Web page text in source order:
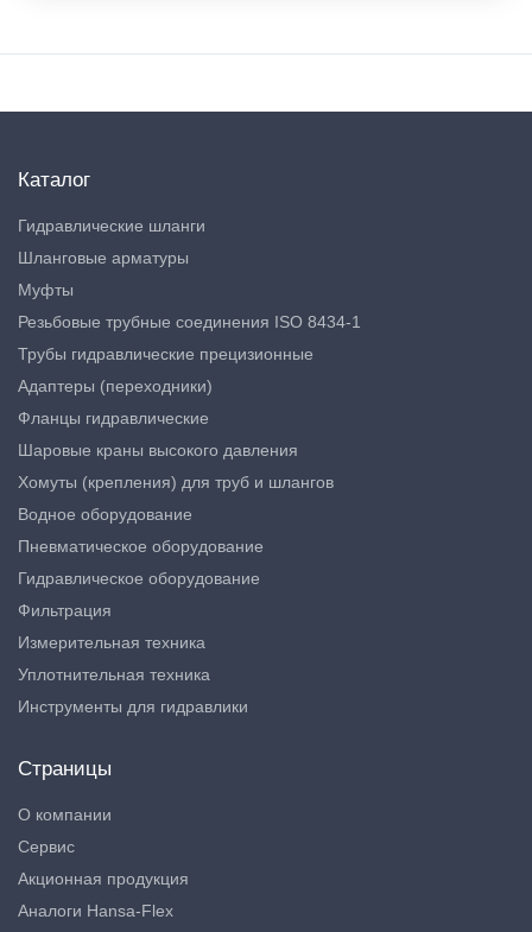
Каталог
Гидравлические шланги
Шланговые арматуры
Муфты
Резьбовые трубные соединения ISO 8434-1
Трубы гидравлические прецизионные
Адаптеры (переходники)
Фланцы гидравлические
Шаровые краны высокого давления
Хомуты (крепления) для труб и шлангов
Водное оборудование
Пневматическое оборудование
Гидравлическое оборудование
Фильтрация
Измерительная техника
Уплотнительная техника
Инструменты для гидравлики
Страницы
О компании
Сервис
Акционная продукция
Аналоги Hansa-Flex